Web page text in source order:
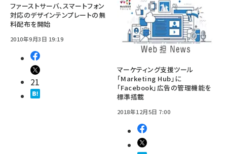
ファーストサーバ、スマートフォン
対応のデザインテンプレートの無
料配布を開始
2010年9月3日 19:19
21
マーケティング支援ツール
「Marketing Hub」に
「Facebook」広告の管理機能を
標準搭載
2018年12月5日 7:00